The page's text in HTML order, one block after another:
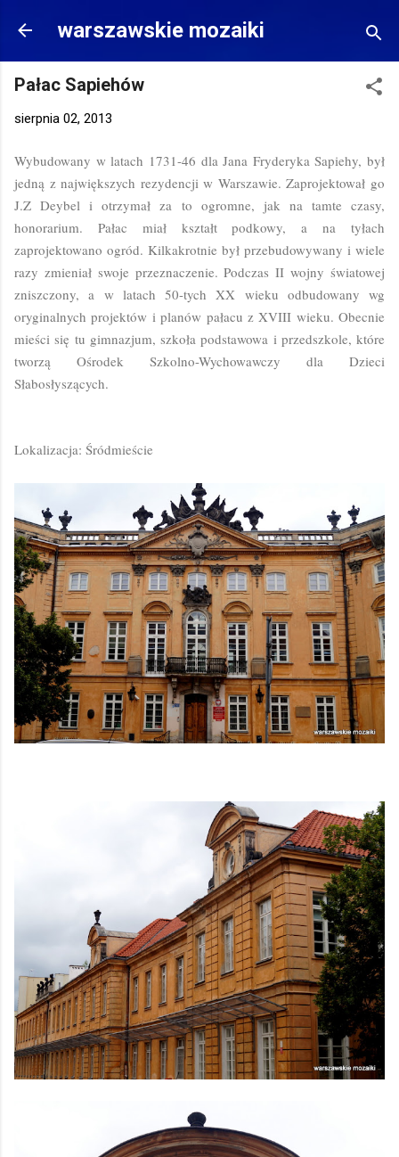
Przejdź do głównej zawartości
warszawskie mozaiki
Pałac Sapiehów
sierpnia 02, 2013
Wybudowany w latach 1731-46 dla Jana Fryderyka Sapiehy, był
jedną z największych rezydencji w Warszawie. Zaprojektował go
J.Z Deybel i otrzymał za to ogromne, jak na tamte czasy,
honorarium. Pałac miał kształt podkowy, a na tyłach
zaprojektowano ogród. Kilkakrotnie był przebudowywany i wiele
razy zmieniał swoje przeznaczenie. Podczas II wojny światowej
zniszczony, a w latach 50-tych XX wieku odbudowany wg
oryginalnych projektów i planów pałacu z XVIII wieku. Obecnie
mieści się tu gimnazjum, szkoła podstawowa i przedszkole, które
tworzą Ośrodek Szkolno-Wychowawczy dla Dzieci
Słabosłyszących.
Lokalizacja: Śródmieście